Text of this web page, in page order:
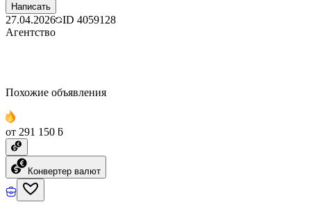
Написать
27.04.2026 ID 4059128
Агентство
Похожие объявления
от 291 150 ƃ
Конвертер валют